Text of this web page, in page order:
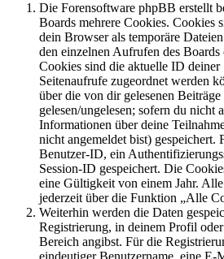
Die Forensoftware phpBB erstellt
Boards mehrere Cookies. Cookies
dein Browser als temporäre
den einzelnen Aufrufen des
Cookies sind die aktuelle ID
Seitenaufrufe zugeordnet werden
über die von dir gelesenen
gelesen/ungelesen; sofern du nicht
Informationen über deine
nicht angemeldet bist) gespeichert.
Benutzer-ID, ein
Session-ID gespeichert. Die
eine Gültigkeit von einem Jahr.
jederzeit über die Funktion „Alle
Weiterhin werden die Daten
Registrierung, in deinem Profil
Bereich angibst. Für die